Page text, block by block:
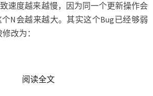
速度越来越慢，因为同一个更新操作会
N会越来越大。其实这个Bug已经够弱
改为：
阅读全文READ MORE